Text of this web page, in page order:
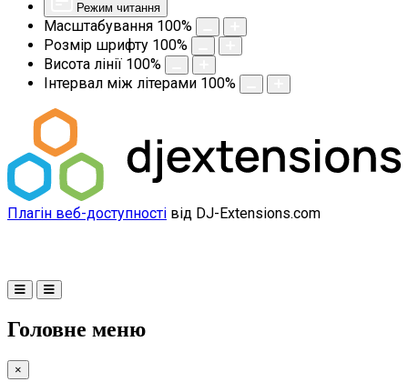
Режим читання
Масштабування 100%
Розмір шрифту 100%
Висота лінії 100%
Інтервал між літерами 100%
Плагін веб-доступності від DJ-Extensions.com
Головне меню
×